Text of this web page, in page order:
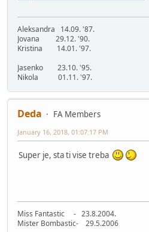
Aleksandra 14.09. '87.
Jovana 29.12. '90.
Kristina 14.01. '97.
Jasenko 23.10. '95.
Nikola 01.11. '97.
Deda
FA Members
January 16, 2018, 01:07:17 PM
Super je, sta ti vise treba
Miss Fantastic - 23.8.2004.
Mister Bombastic- 29.5.2006